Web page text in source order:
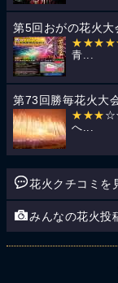
第5回おがの花火大
青...
第73回勝毎花火大
★★★
へ...
花火クチコミを
みんなの花火投